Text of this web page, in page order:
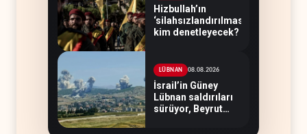
Hizbullah’ın
‘silahsızlandırılmasını’
kim denetleyecek?
LÜBNAN 08.08.2026
İsrail’in Güney
Lübnan saldırıları
sürüyor, Beyrut